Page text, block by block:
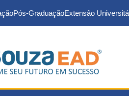
Pós-GraduaçãoExtensão